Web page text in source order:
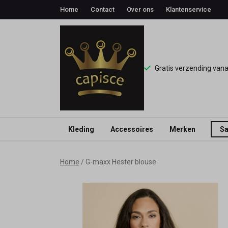
Home Contact Over ons Klantenservice
Gratis verzending
Kleding Accessoires Merken
Home G-maxx Hester blouse